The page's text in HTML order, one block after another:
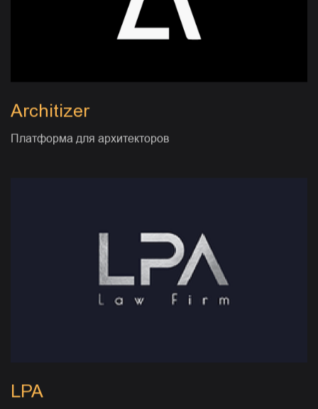
Architizer
Платформа для архитекторов
LPA